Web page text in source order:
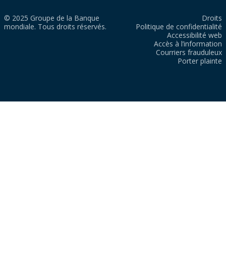
© 2025 Groupe de la Banque
mondiale. Tous droits réservés.
Droits
Politique de confidentialité
Accessibilité web
Accès à l’information
Courriers frauduleux
Porter plainte